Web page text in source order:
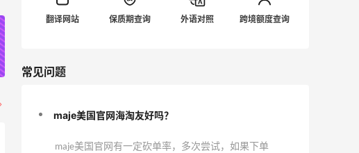
翻译网站 保质期查询 外语对照 跨境额度查询
常见问题
maje美国官网海淘友好吗？
maje美国官网有一定砍单率，多次尝试，如果下单